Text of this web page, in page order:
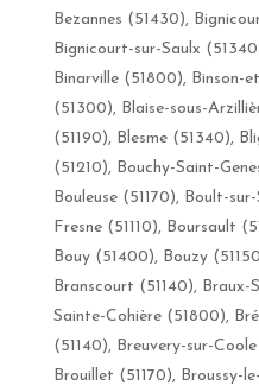
Bezannes (51430),
Bignicourt-sur-Saulx
Binarville (51800), Binson-
(51300), Blaise-sous-
(51190), Blesme (51340),
(51210), Bouchy-Saint-
Bouleuse (51170), Boult-
Fresne (51110), Boursault
Bouy (51400), Bouzy
Branscourt (51140),
Sainte-Cohière (51800),
(51140), Breuvery-sur-
Brouillet (51170), Broussy-